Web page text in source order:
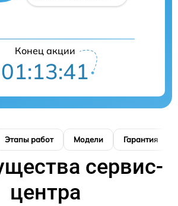
Конец акции
01:13:40
Этапы работ Модели Гарантия
сервис-
центра